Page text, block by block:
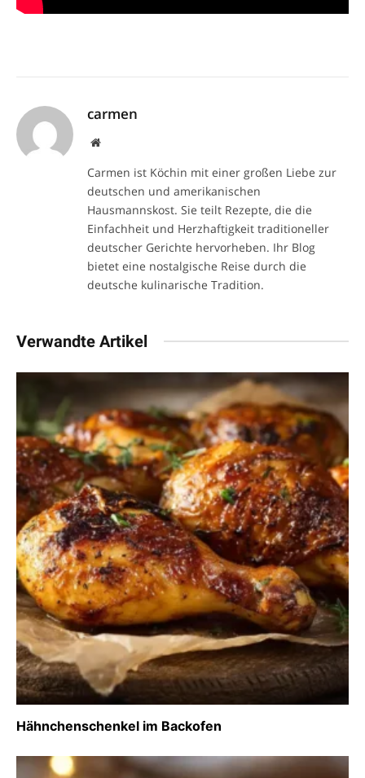
carmen
Website
Carmen ist Köchin mit einer großen Liebe zur
deutschen und amerikanischen
Hausmannskost. Sie teilt Rezepte, die die
Einfachheit und Herzhaftigkeit traditioneller
deutscher Gerichte hervorheben. Ihr Blog
bietet eine nostalgische Reise durch die
deutsche kulinarische Tradition.
Verwandte Artikel
Hähnchenschenkel im Backofen